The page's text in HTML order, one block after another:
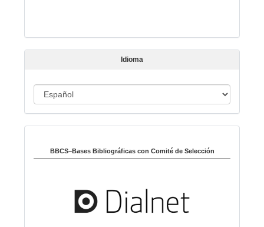
u
l
Idioma
d
m
BBCS–Bases Bibliográficas con Comité de Selección